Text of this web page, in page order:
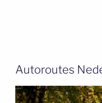
Autoroutes